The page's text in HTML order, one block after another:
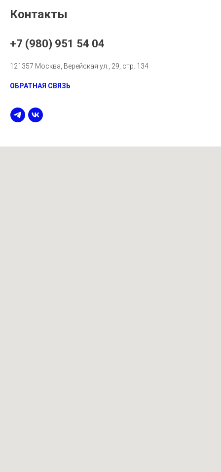
Контакты
+7 (980) 951 54 04
121357 Москва, Верейская ул., 29, стр. 134
ОБРАТНАЯ СВЯЗЬ